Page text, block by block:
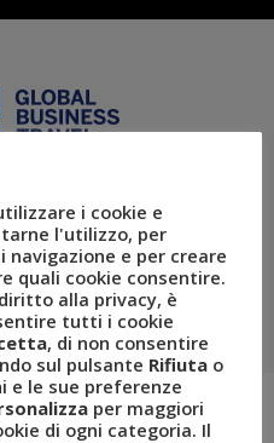
a leader in Italy, providing
travel and corporate
i cookie e
l'utilizzo, per
navigazione e per creare
quali cookie consentire.
alla privacy, è
tutti i cookie
, di non consentire
sul pulsante Rifiuta o
e le sue preferenze
per maggiori
di ogni categoria. Il